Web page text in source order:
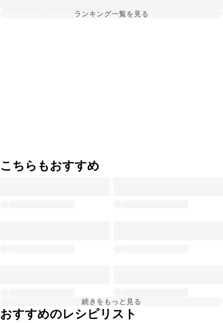
ランキング一覧を見る
こちらもおすすめ
続きをもっと見る
おすすめのレシピリスト